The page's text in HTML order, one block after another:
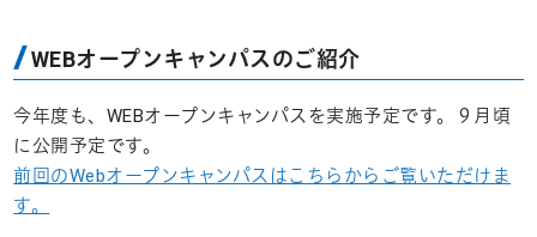
WEBオープンキャンパスのご紹介
今年度も、WEBオープンキャンパスを実施予定です。９月頃
に公開予定です。
前回のWebオープンキャンパスはこちらからご覧いただけま
す。